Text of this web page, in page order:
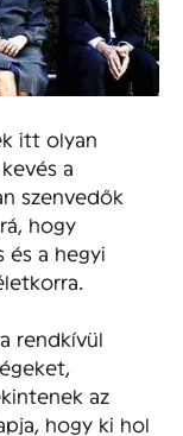
itt olyan
a
szenvedők
hogy
és a hegyi
rendkívül
az
hogy ki hol